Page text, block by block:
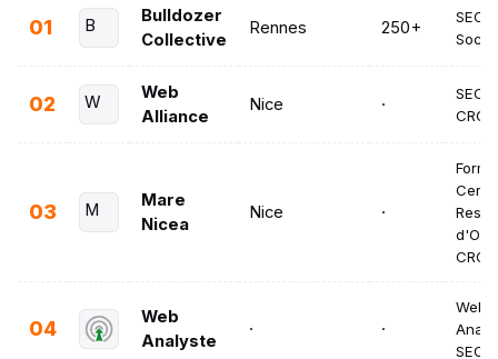
01 B
Bulldozer
Collective
Rennes 250+
SEO ·
02 W
Web
Alliance
Nice ·
SEO ·
CRO
03 M
Mare
Nicea
Nice ·
CRO
04
Web
Analyste
· ·
Web
SEO ·